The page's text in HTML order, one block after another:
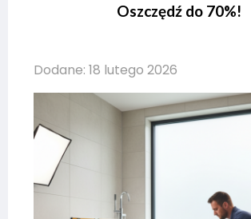
Oszczędź do 70%!
Dodane: 18 lutego 2026